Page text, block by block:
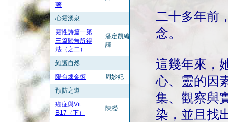
著
心靈湧泉
靈性詩篇一第
三篇歸無所得
法（之二）
潘定凱編
譯
維護自然
陽台煉金術
周妙妃
預防之道
癌症與Vit
B17（下）
陳瀅
二十多年前
念。
這幾年來，
心、靈的因
集、觀察與
染，並且找